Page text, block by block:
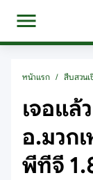
หน้าแรก / สืบสวนเ
เจอแล้
อ.มวก
พีทีจี